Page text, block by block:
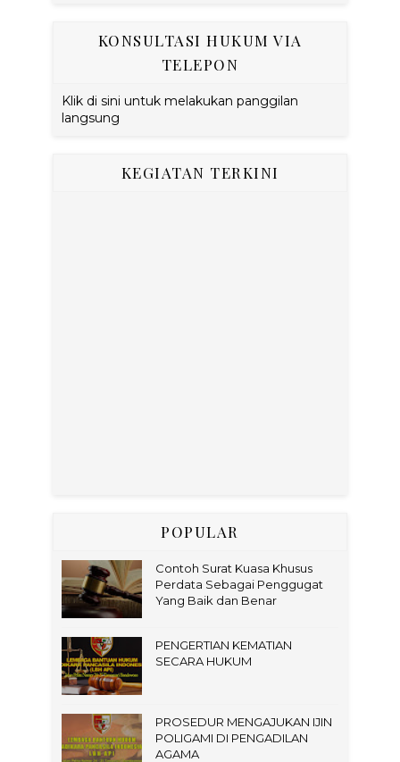
KONSULTASI HUKUM VIA
TELEPON
Klik di sini untuk melakukan panggilan
langsung
KEGIATAN TERKINI
POPULAR
Contoh Surat Kuasa Khusus
Perdata Sebagai Penggugat
Yang Baik dan Benar
PENGERTIAN KEMATIAN
SECARA HUKUM
PROSEDUR MENGAJUKAN IJIN
POLIGAMI DI PENGADILAN
AGAMA